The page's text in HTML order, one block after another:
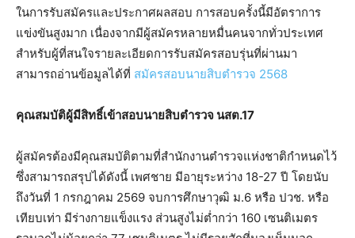
ในการรับสมัครและประกาศผลสอบ การสอบครั้งนี้มีอัตราการ
แข่งขันสูงมาก เนื่องจากมีผู้สมัครหลายหมื่นคนจากทั่วประเทศ
สำหรับผู้ที่สนใจรายละเอียดการรับสมัครสอบรุ่นที่ผ่านมา
สามารถอ่านข้อมูลได้ที่ สมัครสอบนายสิบตำรวจ 2568
คุณสมบัติผู้มีสิทธิ์เข้าสอบนายสิบตำรวจ นสต.17
ผู้สมัครต้องมีคุณสมบัติตามที่สำนักงานตำรวจแห่งชาติกำหนดไว้
ซึ่งสามารถสรุปได้ดังนี้ เพศชาย มีอายุระหว่าง 18-27 ปี โดยนับ
ถึงวันที่ 1 กรกฎาคม 2569 จบการศึกษาวุฒิ ม.6 หรือ ปวช. หรือ
เทียบเท่า มีร่างกายแข็งแรง ส่วนสูงไม่ต่ำกว่า 160 เซนติเมตร